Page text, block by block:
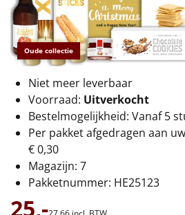
€75 tot €100
€100 en hoger
Alle kerstpakketten 2026
Thema
Origineel
Rituals
Oude collectie
Niet meer leverbaar
Voorraad: Uitverkocht
Bestelmogelijkheid: Vanaf 5
Per pakket afgedragen aan
€ 0,30
Magazijn: 7
Pakketnummer: HE25123
25,-